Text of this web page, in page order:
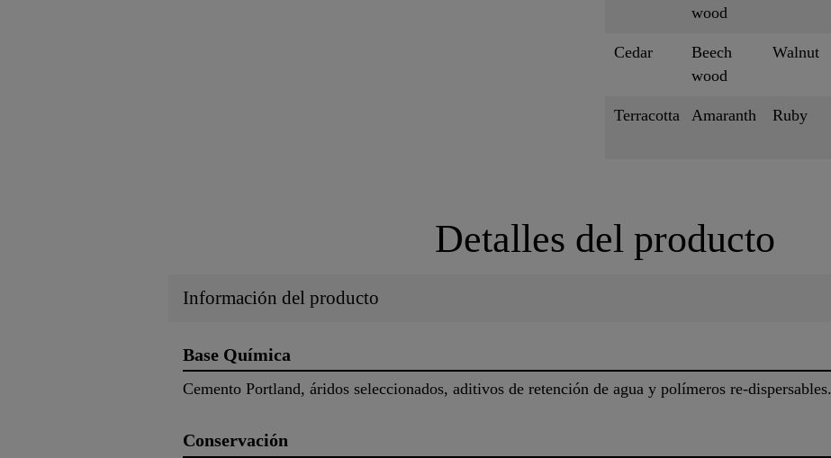
wood
Cedar
Beech
wood
Walnut
Terracotta Amaranth Ruby
Detalles del producto
Información del producto
Base Química
Cemento Portland, áridos seleccionados, aditivos de retención de agua y polímeros re-dispersables.
Conservación